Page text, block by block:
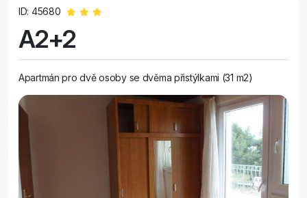
ID: 45680
A2+2
Apartmán pro dvě osoby se dvěma přistýlkami (31 m2)